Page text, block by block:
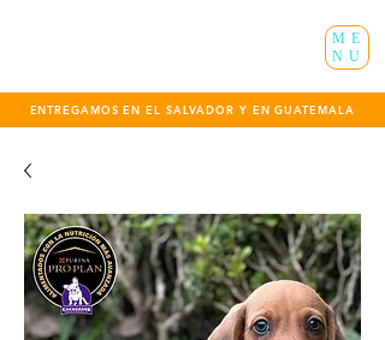
ENTREGAMOS EN EL SALVADOR Y EN GUATEMALA
ME
NU